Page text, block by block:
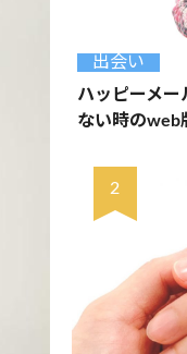
出会い
ハッピーメー
ない時のweb